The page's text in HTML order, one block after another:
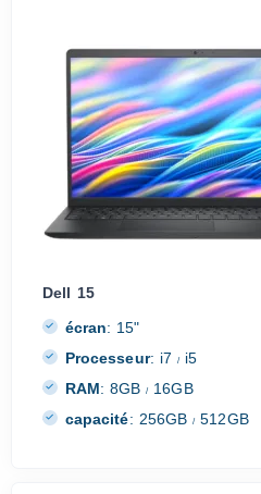
Dell 15
écran: 15"
Processeur: i7/ i5
RAM: 8GB/ 16GB
capacité: 256GB/ 512GB